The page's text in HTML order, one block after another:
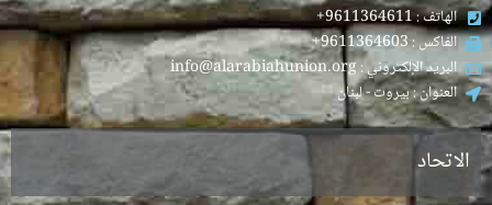
الهاتف : 9611364611+
الفاكس : 9611364603+
البريد الإلكتروني : info@alarabiahunion.org
العنوان : بيروت - لبنان
الاتحاد